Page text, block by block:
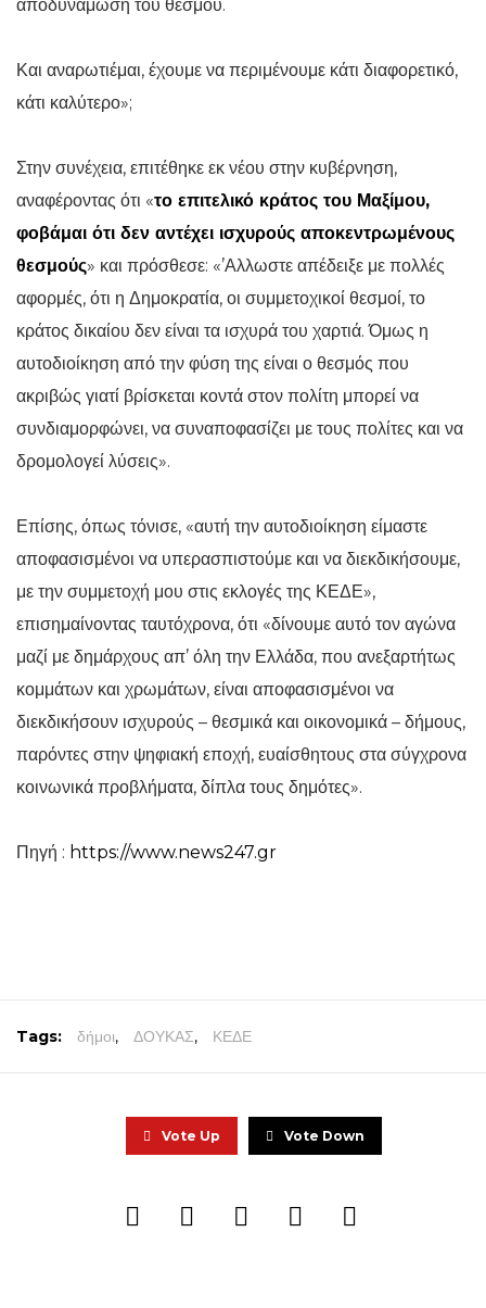
αποδυνάμωση του θεσμού.
Και αναρωτιέμαι, έχουμε να περιμένουμε κάτι διαφορετικό,
κάτι καλύτερο»;
Στην συνέχεια, επιτέθηκε εκ νέου στην κυβέρνηση,
αναφέροντας ότι «το επιτελικό κράτος του Μαξίμου,
φοβάμαι ότι δεν αντέχει ισχυρούς αποκεντρωμένους
θεσμούς» και πρόσθεσε: «’Αλλωστε απέδειξε με πολλές
αφορμές, ότι η Δημοκρατία, οι συμμετοχικοί θεσμοί, το
κράτος δικαίου δεν είναι τα ισχυρά του χαρτιά. Όμως η
αυτοδιοίκηση από την φύση της είναι ο θεσμός που
ακριβώς γιατί βρίσκεται κοντά στον πολίτη μπορεί να
συνδιαμορφώνει, να συναποφασίζει με τους πολίτες και να
δρομολογεί λύσεις».
Επίσης, όπως τόνισε, «αυτή την αυτοδιοίκηση είμαστε
αποφασισμένοι να υπερασπιστούμε και να διεκδικήσουμε,
με την συμμετοχή μου στις εκλογές της ΚΕΔΕ»,
επισημαίνοντας ταυτόχρονα, ότι «δίνουμε αυτό τον αγώνα
μαζί με δημάρχους απ’ όλη την Ελλάδα, που ανεξαρτήτως
κομμάτων και χρωμάτων, είναι αποφασισμένοι να
διεκδικήσουν ισχυρούς – θεσμικά και οικονομικά – δήμους,
παρόντες στην ψηφιακή εποχή, ευαίσθητους στα σύγχρονα
κοινωνικά προβλήματα, δίπλα τους δημότες».
Πηγή : https://www.news247.gr
Tags: δήμοι, ΔΟΥΚΑΣ, ΚΕΔΕ
Vote Up Vote Down